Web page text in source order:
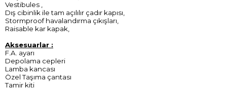
Vestibules ,
Dış cibinlik ile tam açılılır çadır kapısı,
Stormproof havalandırma çıkışları,
Raisable kar kapak,
Aksesuarlar :
F.A. ayarı
Depolama cepleri
Lamba kancası
Özel Taşıma çantası
Tamir kiti